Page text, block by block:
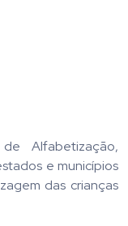
Alfabetização,
e municípios
das crianças